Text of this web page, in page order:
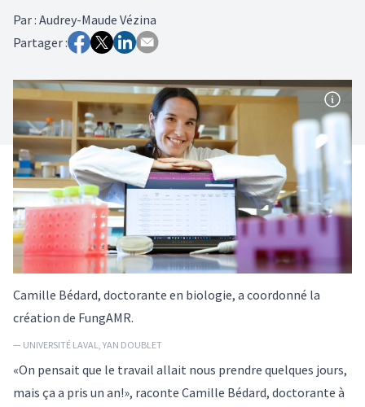
Par: Audrey-Maude Vézina
Partager :
Camille Bédard, doctorante en biologie, a coordonné la
création de FungAMR.
— UNIVERSITÉ LAVAL, YAN DOUBLET
«On pensait que le travail allait nous prendre quelques jours,
mais ça a pris un an!», raconte Camille Bédard, doctorante à